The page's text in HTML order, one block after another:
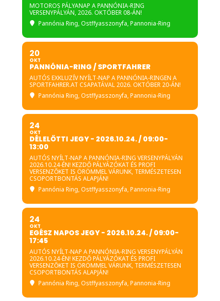
MOTOROS PÁLYANAP A PANNÓNIA-RING
VERSENYPÁLYÁN, 2026. OKTÓBER 08-ÁN!
Pannónia Ring, Ostffyasszonyfa, Pannonia-Ring
20
OKT
PANNÓNIA-RING / SPORTFAHRER
AUTÓS EXKLUZÍV NYÍLT-NAP A PANNÓNIA-RINGEN A
SPORTFAHRER.AT CSAPATÁVAL 2026. OKTÓBER 20-ÁN!
Pannónia Ring, Ostffyasszonyfa, Pannonia-Ring
24
OKT
DÉLELŐTTI JEGY - 2026.10.24. / 09:00-
13:00
AUTÓS NYÍLT-NAP A PANNÓNIA-RING VERSENYPÁLYÁN
2026.10.24-ÉN! KEZDŐ PÁLYÁZÓKAT ÉS PROFI
VERSENZŐKET IS ÖRÖMMEL VÁRUNK, TERMÉSZETESEN
CSOPORTBONTÁS ALAPJÁN!
Pannónia Ring, Ostffyasszonyfa, Pannonia-Ring
24
OKT
EGÉSZ NAPOS JEGY - 2026.10.24. / 09:00-
17:45
AUTÓS NYÍLT-NAP A PANNÓNIA-RING VERSENYPÁLYÁN
2026.10.24-ÉN! KEZDŐ PÁLYÁZÓKAT ÉS PROFI
VERSENZŐKET IS ÖRÖMMEL VÁRUNK, TERMÉSZETESEN
CSOPORTBONTÁS ALAPJÁN!
Pannónia Ring, Ostffyasszonyfa, Pannonia-Ring